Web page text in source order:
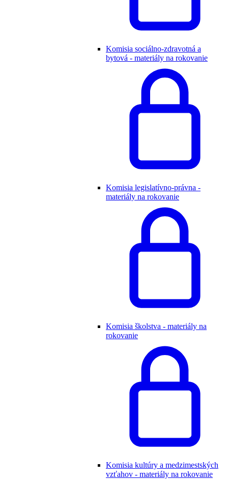
Komisia sociálno-zdravotná a
bytová - materiály na rokovanie
Komisia legislatívno-právna -
materiály na rokovanie
Komisia školstva - materiály na
rokovanie
Komisia kultúry a medzimestských
vzťahov - materiály na rokovanie